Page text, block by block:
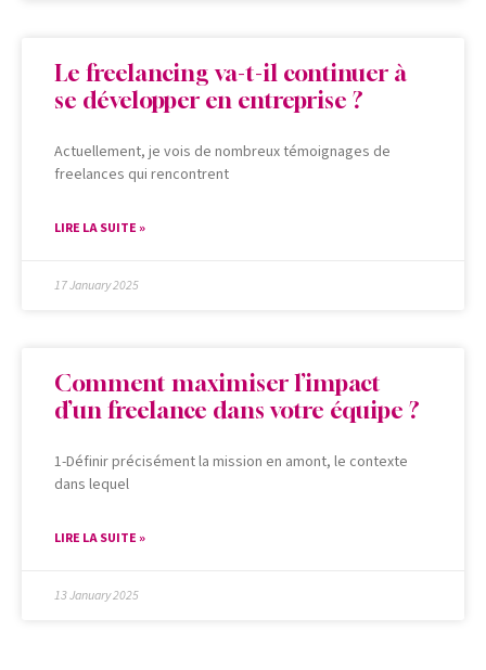
Le freelancing va-t-il continuer à
se développer en entreprise ?
Actuellement, je vois de nombreux témoignages de
freelances qui rencontrent
LIRE LA SUITE »
17 January 2025
Comment maximiser l’impact
d’un freelance dans votre équipe ?
1-Définir précisément la mission en amont, le contexte
dans lequel
LIRE LA SUITE »
13 January 2025